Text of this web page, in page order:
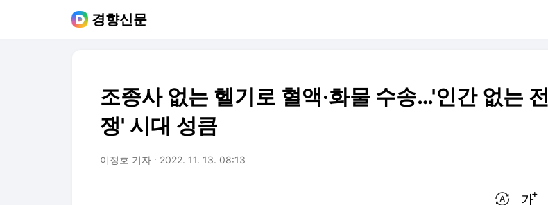
경향신문
조종사 없는 헬기로 혈액·화물 수송…'인간 없는 전
쟁' 시대 성큼
이정호 기자 2022. 11. 13. 08:13